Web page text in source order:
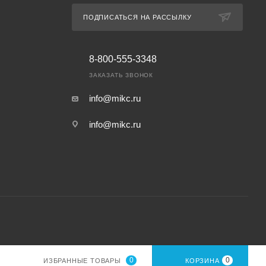
ПОДПИСАТЬСЯ НА РАССЫЛКУ
8-800-555-3348
ЗАКАЗАТЬ ЗВОНОК
info@mikc.ru
info@mikc.ru
ИЗБРАННЫЕ ТОВАРЫ 0 КОРЗИНА 0